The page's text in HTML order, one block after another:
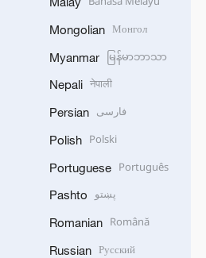
Mongolian Монгол
Myanmar မြန်မာဘာသာ
Nepali नेपाली
Persian فارسی
Polish Polski
Portuguese Português
Pashto پښتو
Romanian Română
Russian Русский